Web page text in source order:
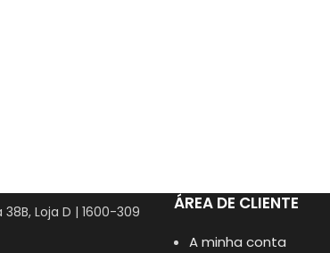
Loja D | 1600-309
ÁREA DE CLIENTE
A minha conta